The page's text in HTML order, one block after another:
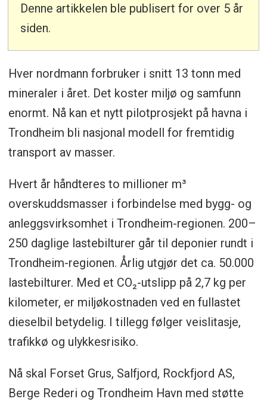
Denne artikkelen ble publisert for over 5 år
siden.
Hver nordmann forbruker i snitt 13 tonn med
mineraler i året. Det koster miljø og samfunn
enormt. Nå kan et nytt pilotprosjekt på havna i
Trondheim bli nasjonal modell for fremtidig
transport av masser.
Hvert år håndteres to millioner m³
overskuddsmasser i forbindelse med bygg- og
anleggsvirksomhet i Trondheim-regionen. 200–
250 daglige lastebilturer går til deponier rundt i
Trondheim-regionen. Årlig utgjør det ca. 50.000
lastebilturer. Med et CO₂-utslipp på 2,7 kg per
kilometer, er miljøkostnaden ved en fullastet
dieselbil betydelig. I tillegg følger veislitasje,
trafikkø og ulykkesrisiko.
Nå skal Forset Grus, Salfjord, Rockfjord AS,
Berge Rederi og Trondheim Havn med støtte